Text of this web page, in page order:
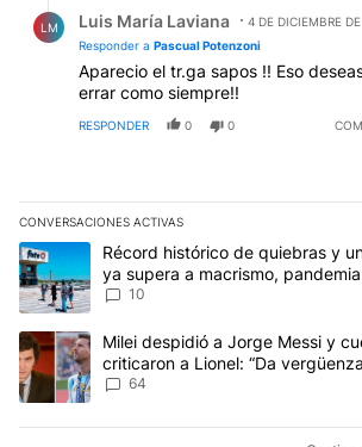
(dos años), el segundo semestre
pueden imaginar lo que va a ocurrir
mitad del mandato de milei, el país
EDITADO
LM Luis María Laviana
4 DE DICIEMBRE
Responder a Pascual Potenzoni
Aparecio el tr.ga sapos !! Eso
errar como siempre!!
RESPONDER 0 0
CONVERSACIONES ACTIVAS
Este listado muestra los artículos con más
Un artículo de tendencia con el título
Récord histórico de quiebras y
ya supera a macrismo,
10
Un artículo de tendencia con el título "Milei
Milei despidió a Jorge Messi y
criticaron a Lionel: “Da
anti-Messi”
64